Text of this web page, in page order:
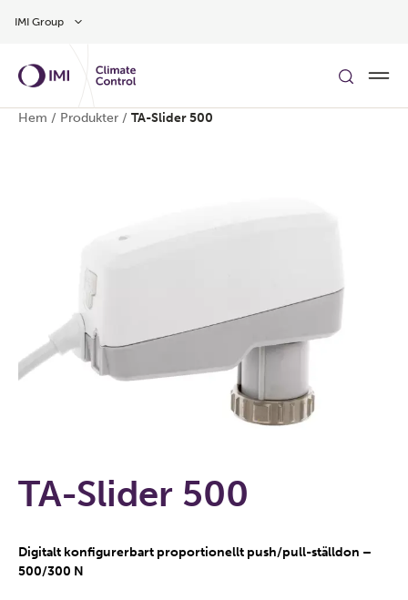
IMI Group
Hem / Produkter / TA-Slider 500
TA-Slider 500
Digitalt konfigurerbart proportionellt push/pull-ställdon –
500/300 N